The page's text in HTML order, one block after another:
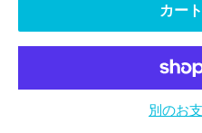
カー
別のお